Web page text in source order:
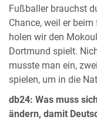
Fußballer brauchst
Chance, weil er
holen wir den
Dortmund spielt.
musste man ein,
spielen, um in die
db24: Was muss
ändern, damit